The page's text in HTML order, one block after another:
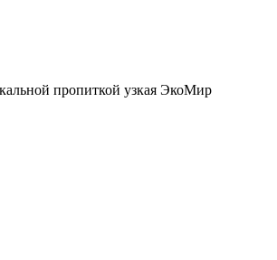
пропиткой узкая ЭкоМир